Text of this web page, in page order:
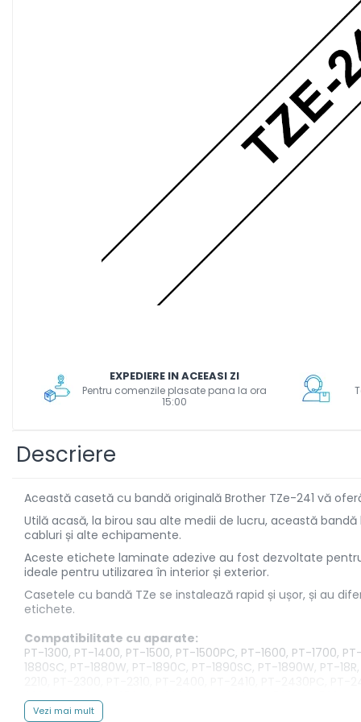
Consumabile echipamente de
Benzi Brother P-Touch
Role Termice și Riboane
Aparate de etichetat si
imprimante etichete
Accesorii pentru birou
Tuș Ștampile / Tușiere / Indigo
Adezivi
Benzi Adezive / Dispensere
Rigle
Suport Accesorii Birou
Coșuri de Birou
Ace / Pioneze
Agrafe / Clipsuri
Capse
EXPEDIERE IN ACEEASI ZI
Pentru comenzile plasate pana la ora
15:00
Descriere
Această casetă cu bandă originală Brother TZe-241 vă
Utilă acasă, la birou sau alte medii de lucru, această
cabluri și alte echipamente.
Aceste etichete laminate adezive au fost dezvoltate
ideale pentru utilizarea în interior și exterior.
Casetele cu bandă TZe se instalează rapid și ușor, și au
etichete.
Compatibilitate cu aparate:
PT-1300, PT-1400, PT-1500, PT-1500PC, PT-1600, PT-1700,
1880SC, PT-1880W, PT-1890C, PT-1890SC, PT-1890W, PT-
9800PCN, PT-D400, PT-D400AD, PT-D400VP, PT-D450, PT-
Vezi mai mult